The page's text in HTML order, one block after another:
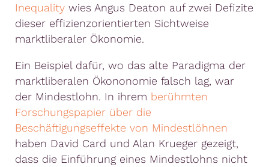
Inequality wies Angus Deaton auf zwei Defizite
dieser effizienzorientierten Sichtweise
marktliberaler Ökonomie.
Ein Beispiel dafür, wo das alte Paradigma der
marktliberalen Ökononomie falsch lag, war
der Mindestlohn. In ihrem berühmten
Forschungspapier über die
Beschäftigungseffekte von Mindestlöhnen
haben David Card und Alan Krueger gezeigt,
dass die Einführung eines Mindestlohns nicht